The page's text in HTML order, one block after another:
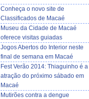
Conheça o novo site de
Classificados de Macaé
Museu da Cidade de Macaé
oferece visitas guiadas
Jogos Abertos do Interior neste
final de semana em Macaé
Fest Verão 2014: Thiaguinho é a
atração do próximo sábado em
Macaé
Mutirões contra a dengue